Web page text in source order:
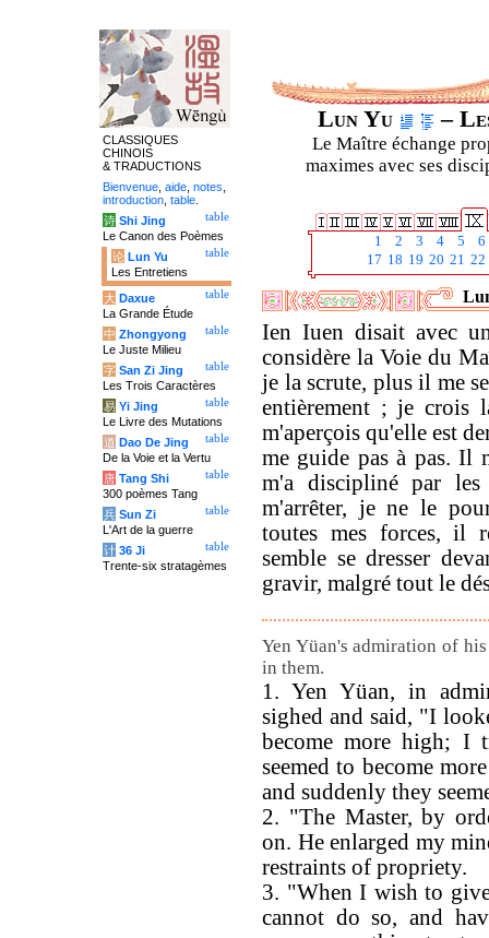
Lun Yu –
Le Maître échange
maximes avec ses
1 2 3 4 5
6
17 18 19 20 21 22
Ien Iuen disait avec
considère la Voie du
je la scrute, plus il me
entièrement ; je crois
m'aperçois qu'elle est
me guide pas à pas. Il
m'a discipliné par
m'arrêter, je ne le
toutes mes forces, il
semble se dresser
gravir, malgré tout le
Yen Yüan's admiration of
in them.
1. Yen Yüan, in
sighed and said, "I
become more high; I
seemed to become
and suddenly they
2. "The Master, by
on. He enlarged my
restraints of propriety.
3. "When I wish to
cannot do so, and
CLASSIQUES
CHINOIS
& TRADUCTIONS
Bienvenue aide notes
introduction table
table
诗 Shi Jing
Le Canon des Poèmes
table
论 Lun Yu
Les Entretiens
table
大 Daxue
La Grande Étude
table
中 Zhongyong
Le Juste Milieu
table
字 San Zi Jing
Les Trois Caractères
table
易 Yi Jing
Le Livre des Mutations
table
道 Dao De Jing
De la Voie et la Vertu
table
唐 Tang Shi
300 poèmes Tang
table
兵 Sun Zi
L'Art de la guerre
table
计 36 Ji
Trente-six stratagèmes